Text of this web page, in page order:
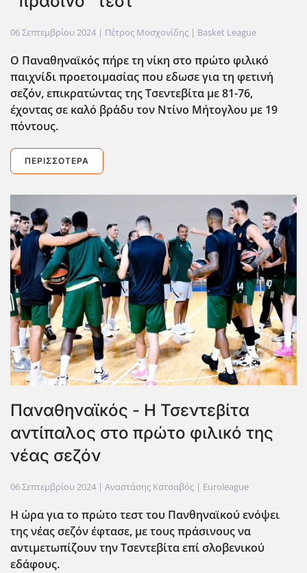
06 Σεπτεμβρίου 2024 | Πέτρος Μοσχονίδης | Basket League
Ο Παναθηναϊκός πήρε τη νίκη στο πρώτο φιλικό
παιχνίδι προετοιμασίας που εδωσε για τη φετιν΄η
σεζόν, επικρατώντας της Τσεντεβίτα με 81-76,
έχοντας σε καλό βρ΄΄αδυ τον Ντίνο Μήτογλου με 19
πόντους.
ΠΕΡΙΣΣΌΤΕΡΑ
Παναθηναϊκός - Η Τσεντεβίτα
αντίπαλος στο πρώτο φιλικό της
νέας σεζόν
06 Σεπτεμβρίου 2024 | Αναστάσης Κατσαβός | Euroleague
Η ώρα για το πρώτο τεστ του Πανθηναϊκού ενόψει
της νέας σεζόν έφτασε, με τους πράσινους να
αντιμετωπίζουν την Τσεντεβίτα επί σλοβενικού
εδάφους.